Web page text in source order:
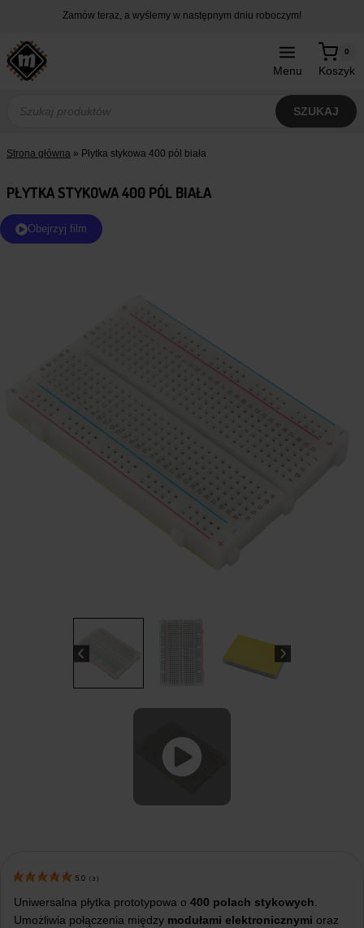
treści
Zamów teraz, a wyślemy w następnym dniu roboczym!
Menu Koszyk
0
produktów
SZUKAJ
Strona główna » Płytka stykowa 400 pól biała
PŁYTKA STYKOWA 400 PÓL BIAŁA
Obejrzyj film
5.0 ( 3 )
Uniwersalna płytka prototypowa o 400 polach stykowych.
Umożliwia połączenia między modułami elektronicznymi oraz